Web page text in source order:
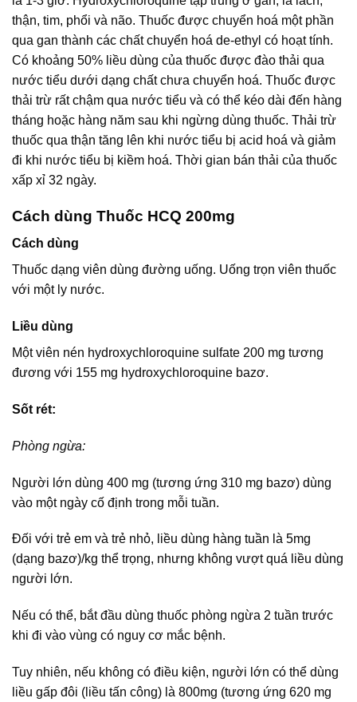
thận, tim, phổi và não. Thuốc được chuyển hoá một phần
qua gan thành các chất chuyển hoá de-ethyl có hoạt tính.
Có khoảng 50% liều dùng của thuốc được đào thải qua
nước tiểu dưới dạng chất chưa chuyển hoá. Thuốc được
thải trừ rất chậm qua nước tiểu và có thể kéo dài đến hàng
tháng hoặc hàng năm sau khi ngừng dùng thuốc. Thải trừ
thuốc qua thận tăng lên khi nước tiểu bị acid hoá và giảm
đi khi nước tiểu bị kiềm hoá. Thời gian bán thải của thuốc
xấp xỉ 32 ngày.
Cách dùng Thuốc HCQ 200mg
Cách dùng
Thuốc dạng viên dùng đường uống. Uống trọn viên thuốc
với một ly nước.
Liều dùng
Một viên nén hydroxychloroquine sulfate 200 mg tương
đương với 155 mg hydroxychloroquine bazơ.
Sốt rét:
Phòng ngừa:
Người lớn dùng 400 mg (tương ứng 310 mg bazơ) dùng
vào một ngày cố định trong mỗi tuần.
Đối với trẻ em và trẻ nhỏ, liều dùng hàng tuần là 5mg
(dạng bazơ)/kg thể trọng, nhưng không vượt quá liều dùng
người lớn.
Nếu có thể, bắt đầu dùng thuốc phòng ngừa 2 tuần trước
khi đi vào vùng có nguy cơ mắc bệnh.
Tuy nhiên, nếu không có điều kiện, người lớn có thể dùng
liều gấp đôi (liều tấn công) là 800mg (tương ứng 620 mg